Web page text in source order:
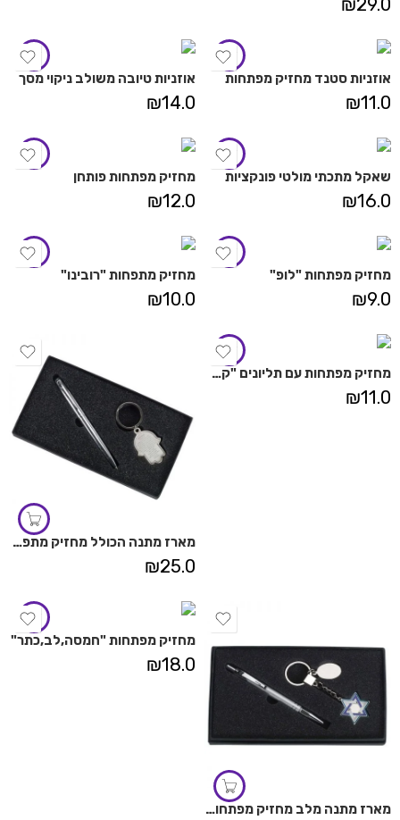
₪29.0
אוזניות סטנד מחזיק מפתחות
₪11.0
אוזניות טיובה משולב ניקוי מסך
₪14.0
שאקל מתכתי מולטי פונקציות
₪16.0
מחזיק מפתחות פותחן
₪12.0
מחזיק מפתחות "לופ"
₪9.0
מחזיק מתפחות "רובינו"
₪10.0
מחזיק מפתחות עם תליונים "קשר"
₪11.0
מארז מתנה הכולל מחזיק מתפחות "חמסה תפילת הדרך"
₪25.0
מארז מתנה מלב מחזיק מפתחות "מגן דוד"
מחזיק מפתחות "חמסה,לב,כתר"
₪18.0